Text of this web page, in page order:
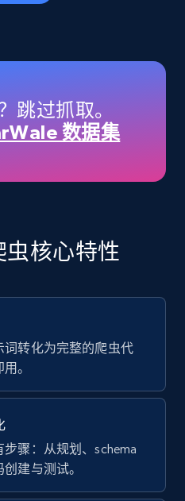
Description, Initial
注册使用
Description, Initial
注册使用
products by using
Initial
跳过抓取。
数据集
虫核心特性
词转化为完整的爬虫代
。
步骤：从规划、schema
建与测试。